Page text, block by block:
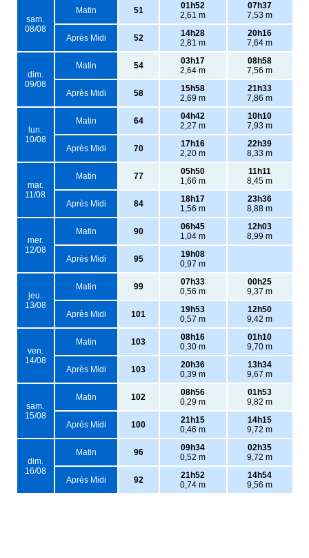
sam.
08/08
Matin 51
01h52
2,61 m
07h37
7,53 m
Après Midi 52
14h28
2,81 m
20h16
7,64 m
dim.
09/08
Matin 54
03h17
2,64 m
08h58
7,56 m
Après Midi 58
15h58
2,69 m
21h33
7,86 m
lun.
10/08
Matin 64
04h42
2,27 m
10h10
7,93 m
Après Midi 70
17h16
2,20 m
22h39
8,33 m
mar.
11/08
Matin 77
05h50
1,66 m
11h11
8,45 m
Après Midi 84
18h17
1,56 m
23h36
8,88 m
mer.
12/08
Matin 90
06h45
1,04 m
12h03
8,99 m
Après Midi 95
19h08
0,97 m
jeu.
13/08
Matin 99
07h33
0,56 m
00h25
9,37 m
Après Midi 101
19h53
0,57 m
12h50
9,42 m
ven.
14/08
Matin 103
08h16
0,30 m
01h10
9,70 m
Après Midi 103
20h36
0,39 m
13h34
9,67 m
sam.
15/08
Matin 102
08h56
0,29 m
01h53
9,82 m
Après Midi 100
21h15
0,46 m
14h15
9,72 m
dim.
16/08
Matin 96
09h34
0,52 m
02h35
9,72 m
Après Midi 92
21h52
0,74 m
14h54
9,56 m